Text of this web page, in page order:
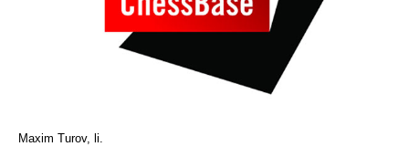
Maxim Turov, li.